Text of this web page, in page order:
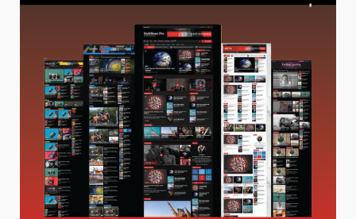
Digital Product Passport
Consultants Ranked for Tech
August 3, 2026
Hahanews: A Complete Feature
Review for an Improved and
Smarter News Reading
Experience
July 30, 2026